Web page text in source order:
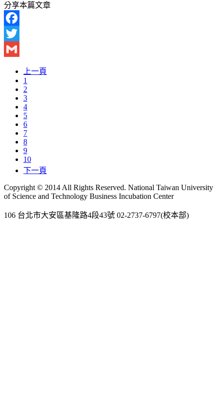
分享本篇文章
Facebook
Twitter
上一頁
1
2
3
4
5
6
7
8
9
10
下一頁
Copyright © 2014 All Rights Reserved. National Taiwan University
of Science and Technology Business Incubation Center
106 台北市大安區基隆路4段43號 02-2737-6797(校本部)